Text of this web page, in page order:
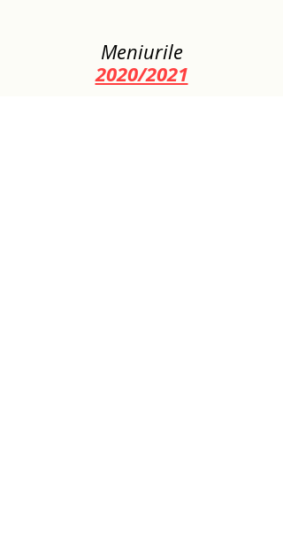
Meniurile
2020/2021